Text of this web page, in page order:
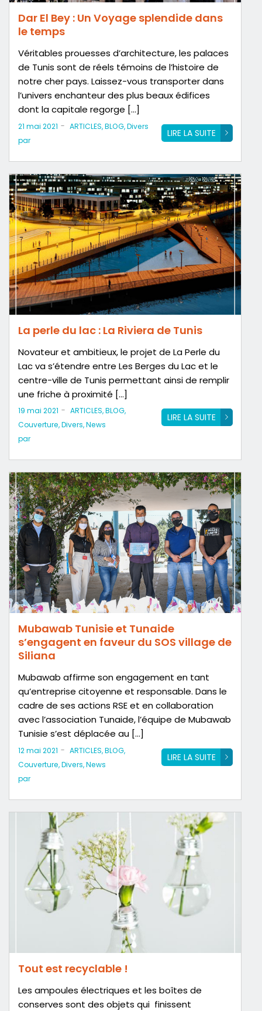
Dar El Bey : Un Voyage splendide dans
le temps
Véritables prouesses d’architecture, les palaces
de Tunis sont de réels témoins de l’histoire de
notre cher pays. Laissez-vous transporter dans
l’univers enchanteur des plus beaux édifices
dont la capitale regorge […]
LIRE LA SUITE
21 mai 2021 - ARTICLES,BLOG,Divers
par
La perle du lac : La Riviera de Tunis
Novateur et ambitieux, le projet de La Perle du
Lac va s’étendre entre Les Berges du Lac et le
centre-ville de Tunis permettant ainsi de remplir
une friche à proximité […]
LIRE LA SUITE
19 mai 2021 - ARTICLES,BLOG,
Couverture,Divers,News
par
Mubawab Tunisie et Tunaide
s’engagent en faveur du SOS village de
Siliana
Mubawab affirme son engagement en tant
qu’entreprise citoyenne et responsable. Dans le
cadre de ses actions RSE et en collaboration
avec l’association Tunaide, l’équipe de Mubawab
Tunisie s’est déplacée au […]
LIRE LA SUITE
12 mai 2021 - ARTICLES,BLOG,
Couverture,Divers,News
par
Tout est recyclable !
Les ampoules électriques et les boîtes de
conserves sont des objets qui finissent